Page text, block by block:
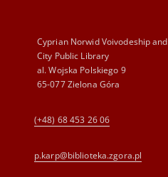
Cyprian Norwid Voivodeship and
City Public Library
al. Wojska Polskiego 9
65-077 Zielona Góra
(+48) 68 453 26 06
p.karp@biblioteka.zgora.pl